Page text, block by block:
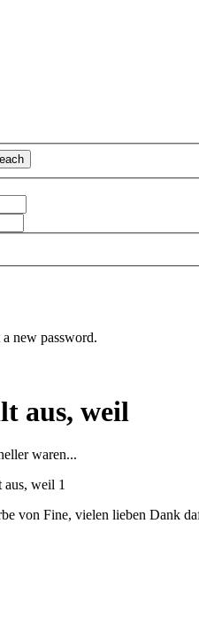
a new password.
aus, weil
waren...
von Fine, vielen lieben Dank